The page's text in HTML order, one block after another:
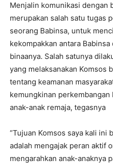
Menjalin komunikasi dengan
merupakan salah satu tugas
seorang Babinsa, untuk
kekompakkan antara
binaanya. Salah satunya
yang melaksanakan Komsos
tentang keamanan
kemungkinan
anak-anak remaja, tegasnya
“Tujuan Komsos saya kali ini
adalah mengajak peran aktif
mengarahkan anak-anaknya